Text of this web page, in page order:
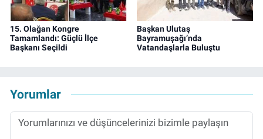
15. Olağan Kongre
Tamamlandı: Güçlü İlçe
Başkanı Seçildi
Başkan Ulutaş
Bayramuşağı’nda
Vatandaşlarla Buluştu
Yorumlar